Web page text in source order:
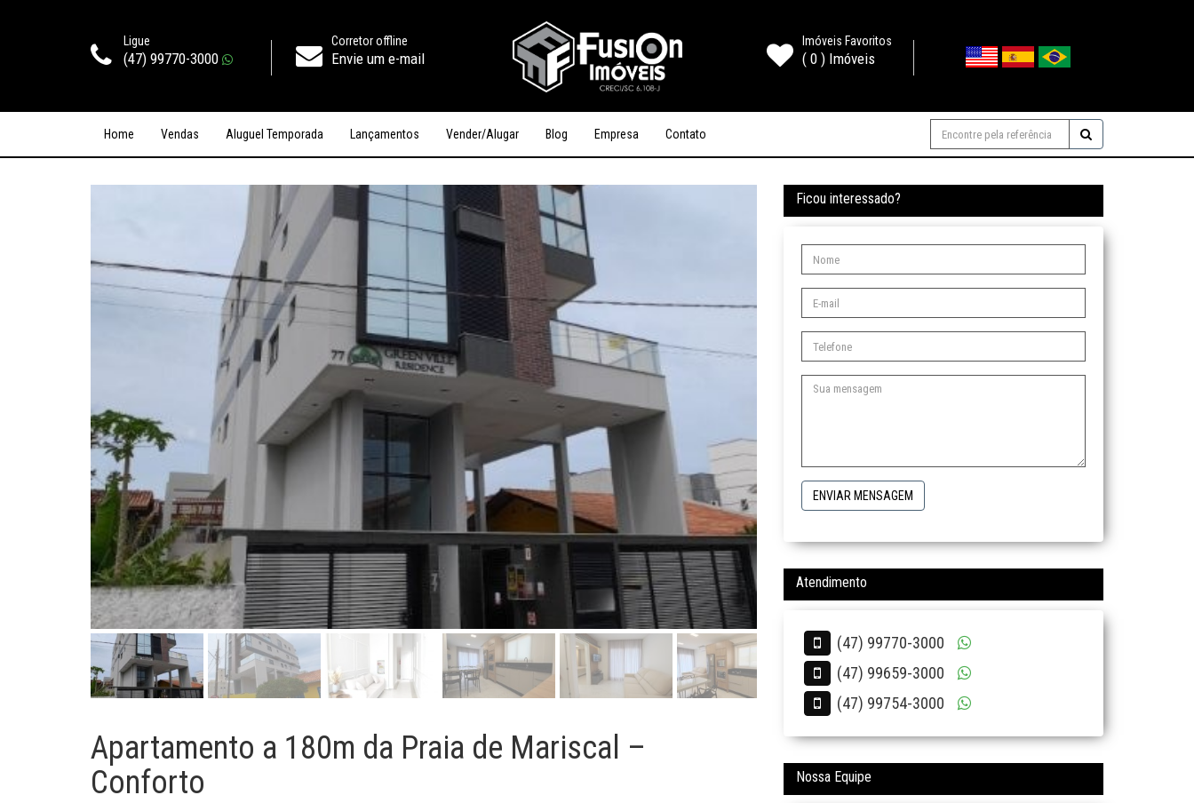
Ligue
(47) 99770-3000
Corretor offline
Envie um e-mail
Imóveis Favoritos
( 0) Imóveis
Home Vendas Aluguel Temporada Lançamentos Vender/Alugar Blog Empresa Contato
Apartamento a 180m da Praia de Mariscal –
Conforto
Ficou interessado?
ENVIAR MENSAGEM
Atendimento
(47) 99770-3000
(47) 99659-3000
(47) 99754-3000
Nossa Equipe